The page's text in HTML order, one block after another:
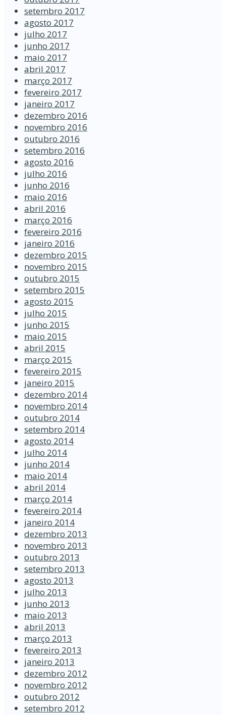
setembro 2017
agosto 2017
julho 2017
junho 2017
maio 2017
abril 2017
março 2017
fevereiro 2017
janeiro 2017
dezembro 2016
novembro 2016
outubro 2016
setembro 2016
agosto 2016
julho 2016
junho 2016
maio 2016
abril 2016
março 2016
fevereiro 2016
janeiro 2016
dezembro 2015
novembro 2015
outubro 2015
setembro 2015
agosto 2015
julho 2015
junho 2015
maio 2015
abril 2015
março 2015
fevereiro 2015
janeiro 2015
dezembro 2014
novembro 2014
outubro 2014
setembro 2014
agosto 2014
julho 2014
junho 2014
maio 2014
abril 2014
março 2014
fevereiro 2014
janeiro 2014
dezembro 2013
novembro 2013
outubro 2013
setembro 2013
agosto 2013
julho 2013
junho 2013
maio 2013
abril 2013
março 2013
fevereiro 2013
janeiro 2013
dezembro 2012
novembro 2012
outubro 2012
setembro 2012